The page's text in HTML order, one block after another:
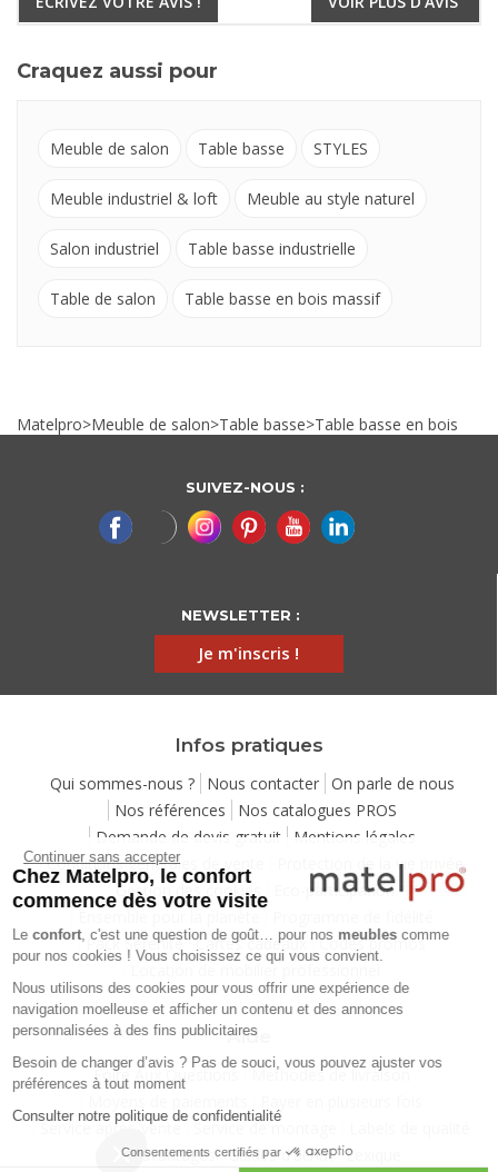
Craquez aussi pour
Meuble de salon Table basse STYLES
Meuble industriel & loft Meuble au style naturel
Salon industriel Table basse industrielle
Table de salon Table basse en bois massif
Matelpro>Meuble de salon>Table basse>Table basse en bois
SUIVEZ-NOUS :
NEWSLETTER :
Je m'inscris !
Infos pratiques
Qui sommes-nous ? Nous contacter
On parle de nous
Nos références
Nos catalogues PROS
Demande de devis gratuit
Mentions légales
Conditions générales de vente
Protection de la vie privée
Gestion des cookies
Eco-participation
Pack Sérénité
Cartes cadeaux
Codes promos
Location de mobilier professionnel
Aide
Foire Aux Questions
Méthodes de livraison
Service après-vente
Vos avantages Guides d'achat Lexique
Continuer sans accepter
Chez Matelpro, le confort
commence dès votre visite
Leconfort, c'est une question de goût… pour nosmeublescomme
pour nos cookies ! Vous choisissez ce qui vous convient.
Nous utilisons des cookies pour vous offrir une expérience de
navigation moelleuse et afficher un contenu et des annonces
personnalisées à des fins publicitaires
Besoin de changer d’avis ? Pas de souci, vous pouvez ajuster vos
préférences à tout moment
Consulter notre politique de confidentialité
Consentements certifiés par